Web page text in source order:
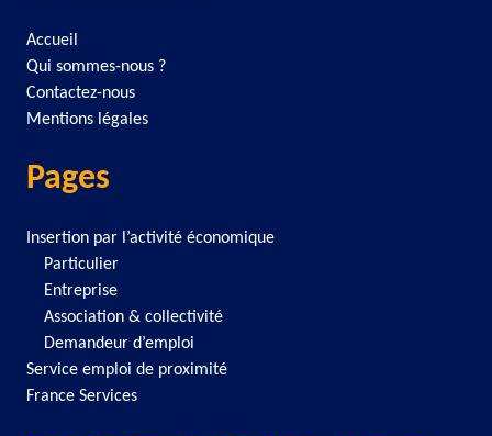
Accueil
Qui sommes-nous ?
Contactez-nous
Mentions légales
Pages
Insertion par l’activité économique
Particulier
Entreprise
Association & collectivité
Demandeur d’emploi
Service emploi de proximité
France Services